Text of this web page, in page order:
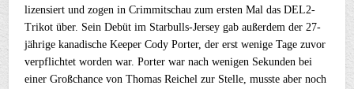
lizensiert und zogen in Crimmitschau zum ersten Mal das DEL2-
Trikot über. Sein Debüt im Starbulls-Jersey gab außerdem der 27-
jährige kanadische Keeper Cody Porter, der erst wenige Tage zuvor
verpflichtet worden war. Porter war nach wenigen Sekunden bei
einer Großchance von Thomas Reichel zur Stelle, musste aber noch